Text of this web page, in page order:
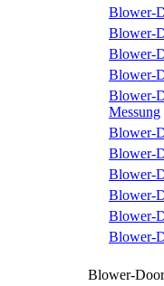
Blower-
Blower-
Blower-
Blower-
Blower-
Messung
Blower-
Blower-
Blower-
Blower-
Blower-
Blower-
Blower-